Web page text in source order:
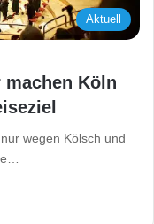
Aktuell
Köln
wegen Kölsch und